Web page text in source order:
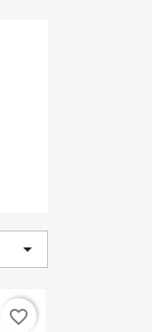

favorite_border